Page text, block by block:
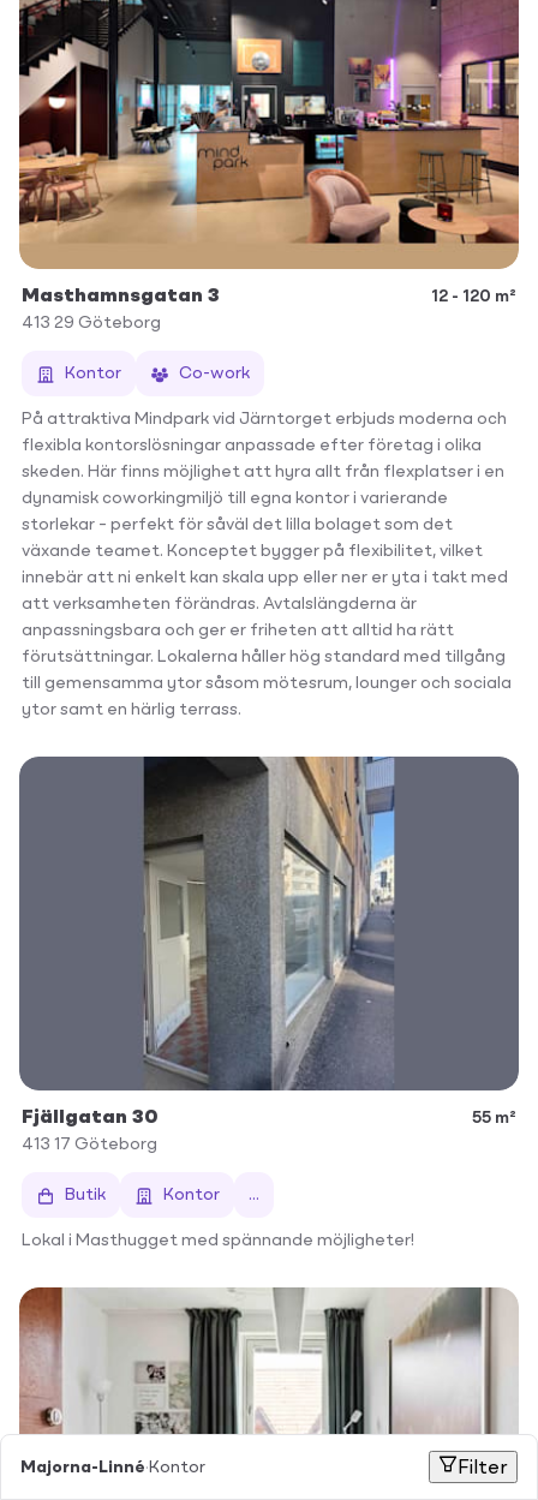
Masthamnsgatan 3
12 - 120 m²
413 29 Göteborg
Kontor Co-work
På attraktiva Mindpark vid Järntorget erbjuds moderna och
flexibla kontorslösningar anpassade efter företag i olika
skeden. Här finns möjlighet att hyra allt från flexplatser i en
dynamisk coworkingmiljö till egna kontor i varierande
storlekar – perfekt för såväl det lilla bolaget som det
växande teamet. Konceptet bygger på flexibilitet, vilket
innebär att ni enkelt kan skala upp eller ner er yta i takt med
att verksamheten förändras. Avtalslängderna är
anpassningsbara och ger er friheten att alltid ha rätt
förutsättningar. Lokalerna håller hög standard med tillgång
till gemensamma ytor såsom mötesrum, lounger och sociala
ytor samt en härlig terrass.
Fjällgatan 30
55 m²
413 17 Göteborg
Butik Kontor ...
Lokal i Masthugget med spännande möjligheter!
Majorna-Linné· Kontor Filter